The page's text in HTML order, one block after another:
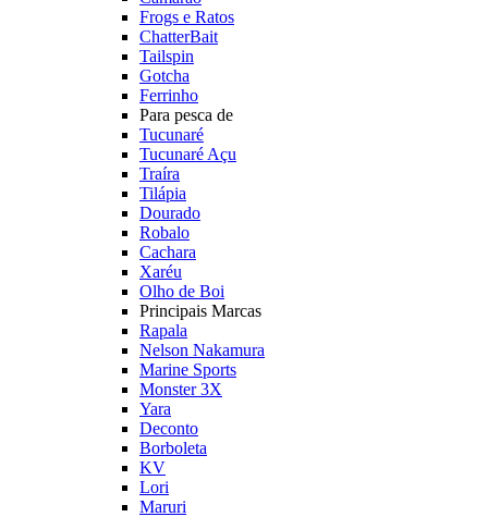
Frogs e Ratos
ChatterBait
Tailspin
Gotcha
Ferrinho
Para pesca de
Tucunaré
Tucunaré Açu
Traíra
Tilápia
Dourado
Robalo
Cachara
Xaréu
Olho de Boi
Principais Marcas
Rapala
Nelson Nakamura
Marine Sports
Monster 3X
Yara
Deconto
Borboleta
KV
Lori
Maruri